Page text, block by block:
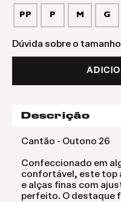
PP P M G
Dúvida sobre o
Descrição
Cantão - Outono 26
Confeccionado em
confortável, este top
e alças finas com
perfeito. O destaque